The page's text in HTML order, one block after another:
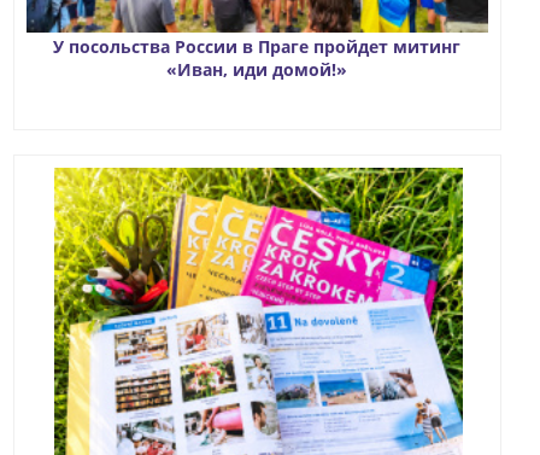
У посольства России в Праге пройдет митинг
«Иван, иди домой!»